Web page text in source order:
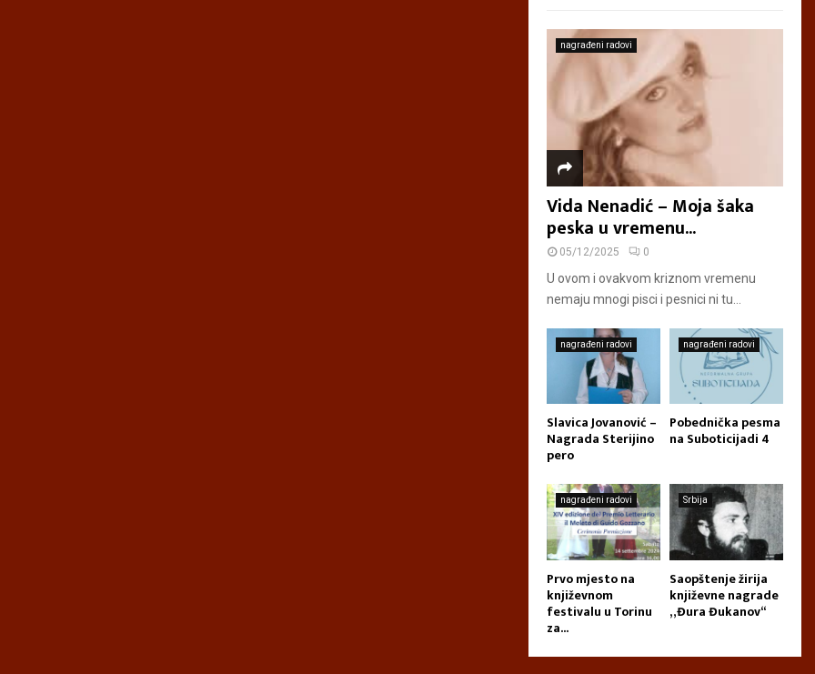
nagrađeni radovi
Vida Nenadić – Moja šaka
peska u vremenu...
05/12/2025 0
U ovom i ovakvom kriznom vremenu
nemaju mnogi pisci i pesnici ni tu...
nagrađeni radovi
Slavica Jovanović –
Nagrada Sterijino
pero
nagrađeni radovi
Pobednička pesma
na Suboticijadi 4
nagrađeni radovi
Prvo mjesto na
književnom
festivalu u Torinu
za...
Srbija
Saopštenje žirija
književne nagrade
„Đura Đukanov“